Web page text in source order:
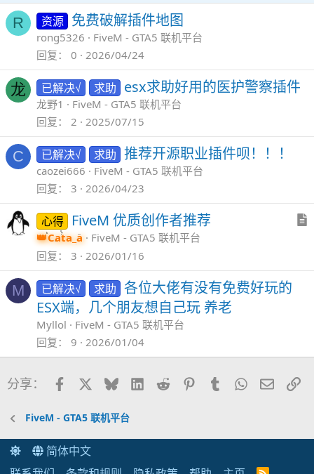
R 资源 免费破解插件地图
rong5326
FiveM - GTA5 联机平台
回复
0 2026/04/24
龙 已解决√ 求助 esx求助好用的医护警察插件
龙野1
FiveM - GTA5 联机平台
回复
2 2025/07/15
C 已解决√ 求助 推荐开源职业插件呗！！！
caozei666
FiveM - GTA5 联机平台
回复
3 2026/04/23
心得 FiveM 优质创作者推荐
Cata_a
FiveM - GTA5 联机平台
回复
3 2026/01/16
M 已解决√ 求助 各位大佬有没有免费好玩的
ESX端，几个朋友想自己玩 养老
Myllol
FiveM - GTA5 联机平台
回复
9 2026/01/04
分享： FacebookBlueskyLinkedIn
Reddit PinterestTumblrWhatsApp
邮件
FiveM - GTA5 联机平台
简体中文